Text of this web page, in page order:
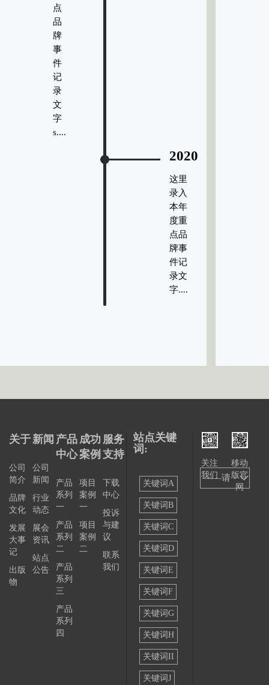
点
品
牌
事
件
记
录
文
字
s....
2020
这里
录入
本年
度重
点品
牌事
件记
录文
字....
关于
公司
简介
品牌
文化
发展
大事
记
出版
物
新闻
公司
新闻
行业
动态
展会
资讯
站点
公告
产品
中心
产品
系列
一
产品
系列
二
产品
系列
三
产品
系列
四
成功
案例
项目
案例
一
项目
案例
二
服务
支持
下载
中心
投诉
与建
议
联系
我们
站点关键
词:
关键词A
关键词B
关键词C
关键词D
关键词E
关键词F
关键词G
关键词H
关键词II
关键词J
关注
我们
移动
版官
网
——请